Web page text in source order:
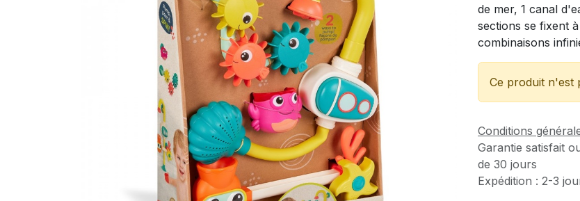
de mer, 1 canal
sections se fixent
combinaisons
Ce produit n'est
Conditions
Garantie satisfait
de 30 jours
Expédition : 2-3